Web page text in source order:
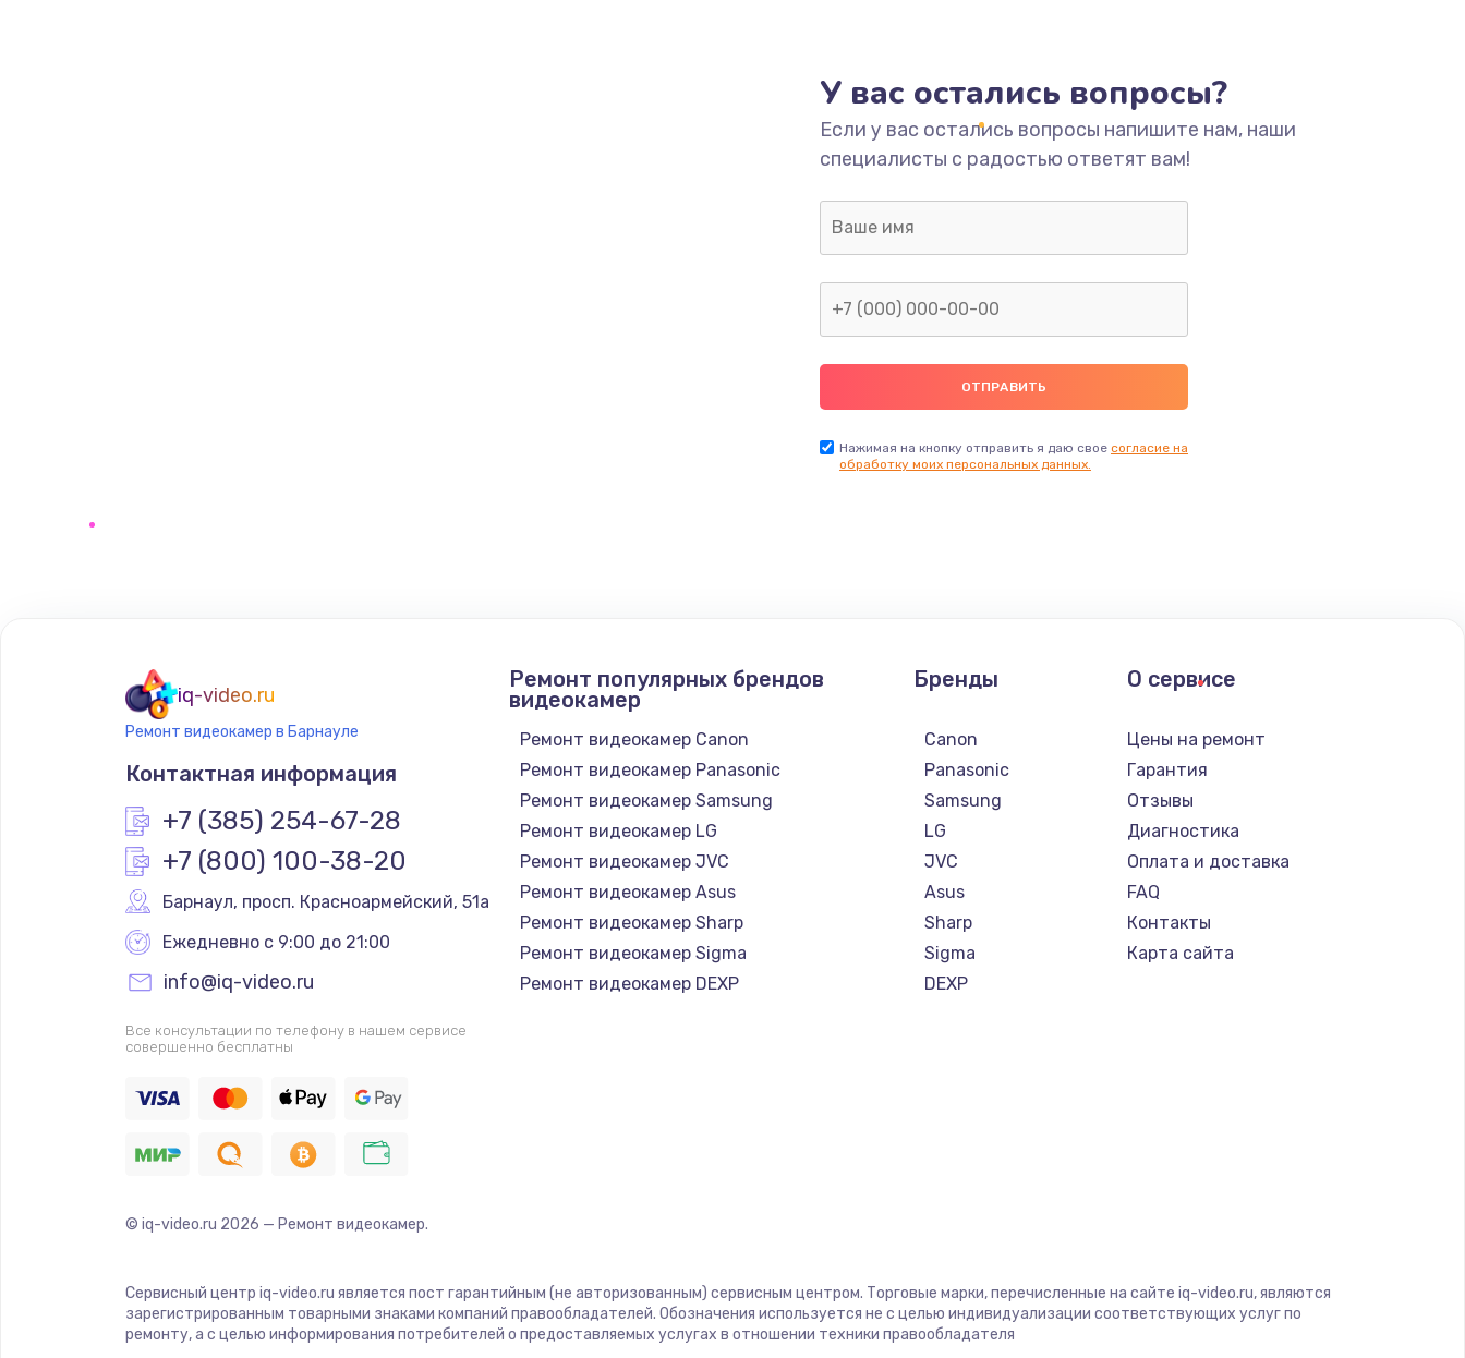
У вас остались вопросы?
Если у вас остались вопросы напишите нам, наши
специалисты с радостью ответят вам!
Нажимая на кнопку отправить я даю свое согласие на
обработку моих персональных данных.
iq-video.ru
Ремонт видеокамер в Барнауле
Контактная информация
+7 (385) 254-67-28
+7 (800) 100-38-20
Барнаул, просп. Красноармейский, 51а
Ежедневно с 9:00 до 21:00
info@iq-video.ru
Все консультации по телефону в нашем сервисе
совершенно бесплатны
Ремонт популярных брендов
видеокамер
Ремонт видеокамер Canon
Ремонт видеокамер Panasonic
Ремонт видеокамер Samsung
Ремонт видеокамер LG
Ремонт видеокамер JVC
Ремонт видеокамер Asus
Ремонт видеокамер Sharp
Ремонт видеокамер Sigma
Ремонт видеокамер DEXP
Бренды
Canon
Panasonic
Samsung
LG
JVC
Asus
Sharp
Sigma
DEXP
О сервисе
Цены на ремонт
Гарантия
Отзывы
Диагностика
Оплата и доставка
FAQ
Контакты
Карта сайта
© iq-video.ru 2026 — Ремонт видеокамер.
Сервисный центр iq-video.ru является пост гарантийным (не авторизованным) сервисным центром. Торговые марки, перечисленные на сайте iq-video.ru, являются
зарегистрированным товарными знаками компаний правообладателей. Обозначения используется не с целью индивидуализации соответствующих услуг по
ремонту, а с целью информирования потребителей о предоставляемых услугах в отношении техники правообладателя